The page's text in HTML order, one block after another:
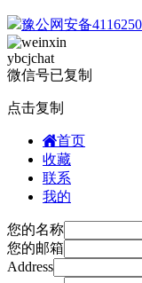
豫公网安备
ybcjchat
微信号已复制
点击复制
首页
收藏
联系
我的
您的名称
您的邮箱
Address